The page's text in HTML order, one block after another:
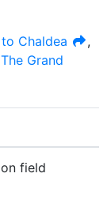
Chaldea
,
Grand
field